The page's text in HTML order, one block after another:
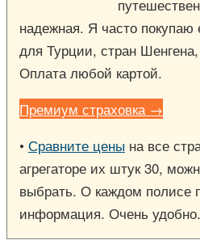
надежная. Я часто
для Турции, стран
Оплата любой картой.
Премиум страховка →
• Сравните цены на все
агрегаторе их штук 30,
выбрать. О каждом полисе
информация. Очень удобно.